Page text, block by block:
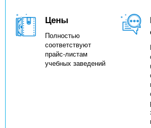
Цены
Полностью
соответствуют
прайс-листам
учебных заведений